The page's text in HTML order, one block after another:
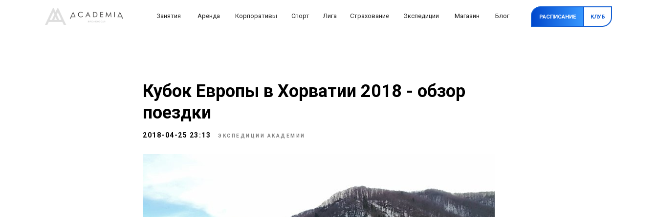
Занятия Страхование
Лига
Аренда Корпоративы Спорт Магазин
Экспедиции Блог РАСПИСАНИЕ КЛУБ
Кубок Европы в Хорватии 2018 - обзор
поездки
2018-04-25 23:13 ЭКСПЕДИЦИИ АКАДЕМИИ